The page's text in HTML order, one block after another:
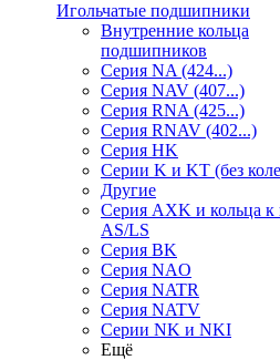
Игольчатые подшипники
Внутренние кольца
подшипников
Серия NA (424...)
Серия NAV (407...)
Серия RNA (425...)
Серия RNAV (402...)
Серия HK
Серии K и KT (без
Другие
Серия AXK и кольца
AS/LS
Серия BK
Серия NAO
Серия NATR
Серия NATV
Серии NK и NKI
Ещё